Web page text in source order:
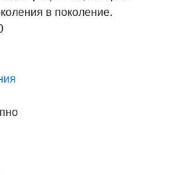
в поколение.
₽.